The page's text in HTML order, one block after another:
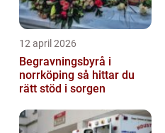
12 april 2026
Begravningsbyrå i
norrköping så hittar du
rätt stöd i sorgen